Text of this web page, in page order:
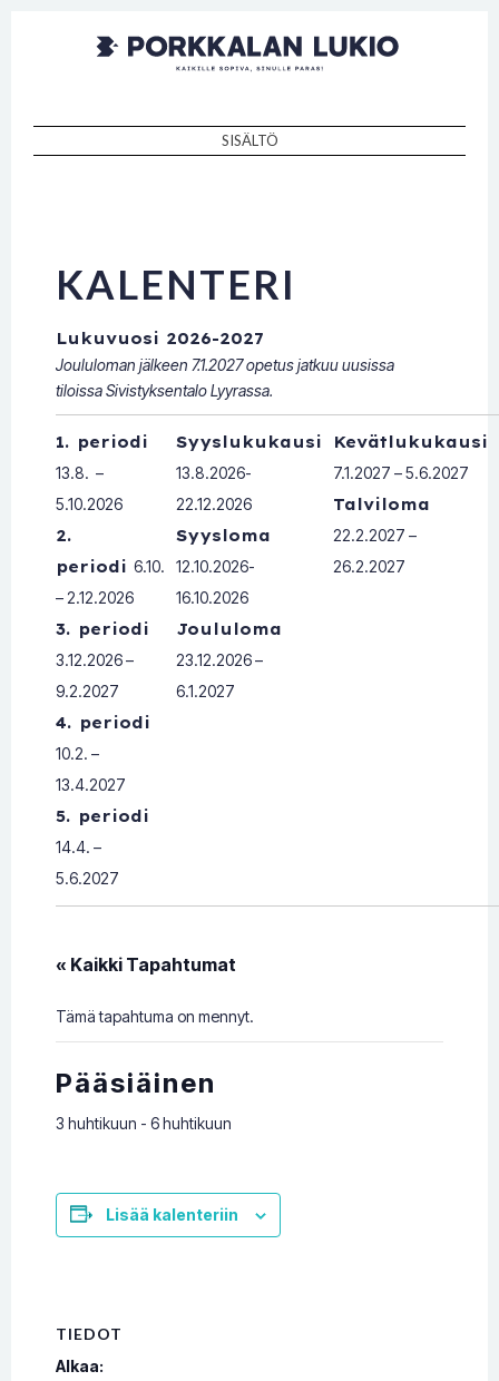
Porkkalan
lukio
Kaikille sopiva, sinulle paras!
SISÄLTÖ
KALENTERI
Lukuvuosi 2026-2027
Joululoman jälkeen 7.1.2027 opetus jatkuu uusissa
tiloissa Sivistyksentalo Lyyrassa.
1. periodi
13.8. –
5.10.2026
2.
periodi 6.10.
– 2.12.2026
3. periodi
3.12.2026 –
9.2.2027
4. periodi
10.2. –
13.4.2027
5. periodi
14.4. –
5.6.2027
Syyslukukausi
13.8.2026-
22.12.2026
Syysloma
12.10.2026-
16.10.2026
Joululoma
23.12.2026 –
6.1.2027
Kevätlukukausi
7.1.2027 – 5.6.2027
Talviloma
22.2.2027 –
26.2.2027
« Kaikki Tapahtumat
Tämä tapahtuma on mennyt.
Pääsiäinen
3 huhtikuun - 6 huhtikuun
Lisää kalenteriin
TIEDOT
Alkaa: